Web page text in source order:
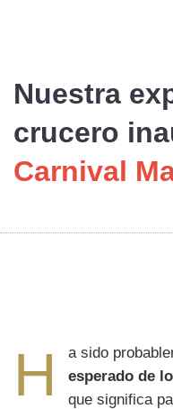
Nuestra
crucero
Carnival
H a sido
esperado de
que significa